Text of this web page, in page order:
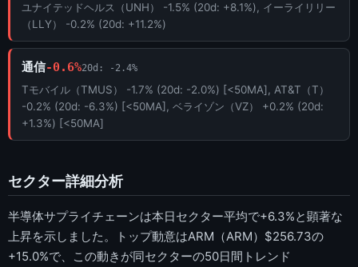
ユナイテッドヘルス（UNH） -1.5% (20d: +8.1%), イーライリリー
（LLY） -0.2% (20d: +11.2%)
通信-0.6%20d: -2.4%
Tモバイル（TMUS） -1.7% (20d: -2.0%) [<50MA], AT&T（T）
-0.2% (20d: -6.3%) [<50MA], ベライゾン（VZ） +0.2% (20d:
+1.3%) [<50MA]
セクター詳細分析
半導体サプライチェーンは本日セクター平均で+6.3%と顕著な
上昇を示しました。トップ動意はARM（ARM）$256.73の
+15.0%で、この動きが同セクターの50日間トレンド